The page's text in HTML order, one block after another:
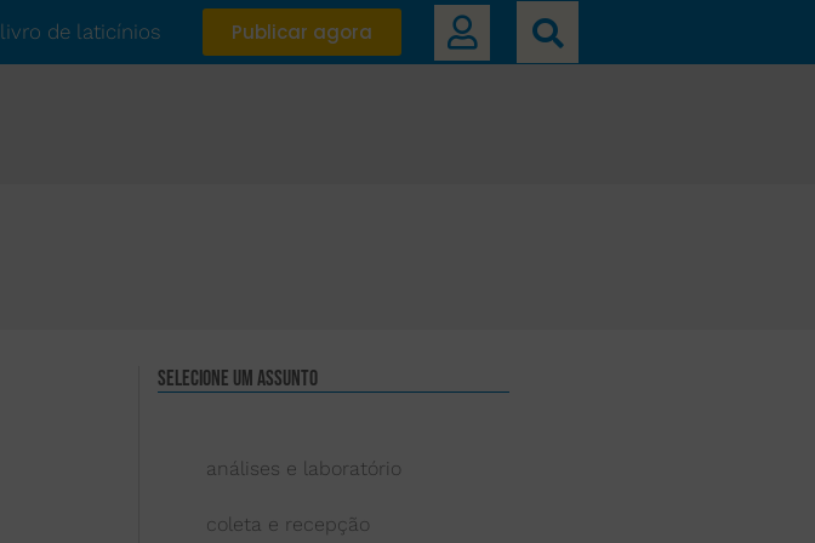
livro de laticínios Publicar agora
Selecione um assunto
análises e laboratório
coleta e recepção